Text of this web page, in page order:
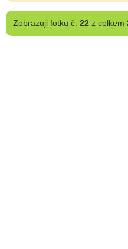
Zobrazujifotku č. 22 z celkem